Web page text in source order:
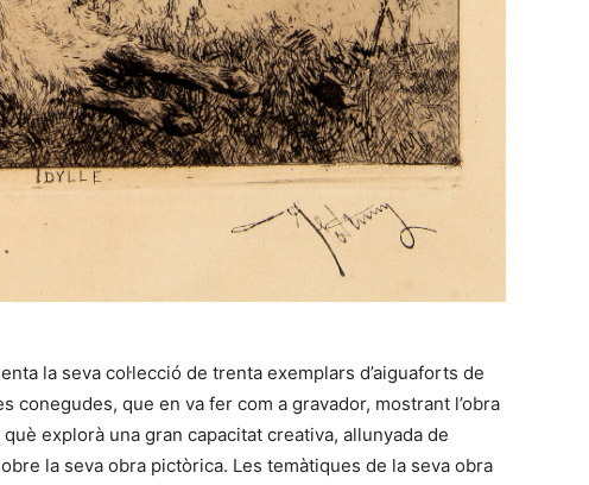
la seva col·lecció de trenta exemplars d’aiguaforts de
conegudes, que en va fer com a gravador, mostrant l’obra
explorà una gran capacitat creativa, allunyada de
la seva obra pictòrica. Les temàtiques de la seva obra